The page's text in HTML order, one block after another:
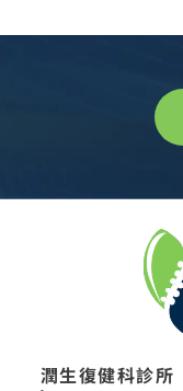
潤生復健科診所